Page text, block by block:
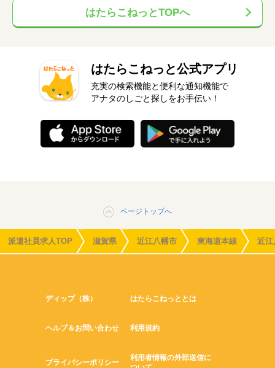
はたらこねっとTOPへ
はたらこねっと公式アプリ
充実の検索機能と便利な通知機能で
アナタのしごと探しをお手伝い！
ページトップへ
派遣社員求人TOP 滋賀県 近江八幡市 東海道本線 近江
ディップ（株） はたらこねっととは
ヘルプ＆お問い合わせ 利用規約
プライバシーポリシー
利用者情報の外部送信に